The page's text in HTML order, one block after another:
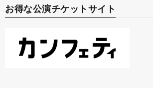
お得な公演チケットサイト